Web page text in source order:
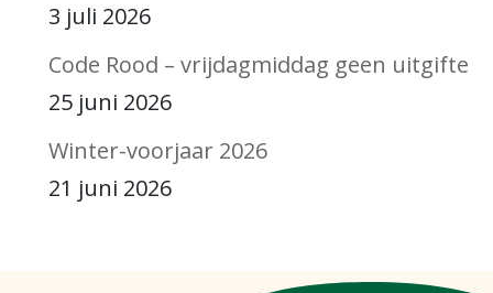
3 juli 2026
Code Rood – vrijdagmiddag geen uitgifte
25 juni 2026
Winter-voorjaar 2026
21 juni 2026